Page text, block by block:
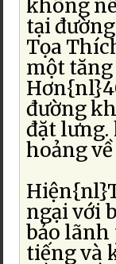
không
tại
Tọa
một
đường
đặt lưng.
hoảng
ngại với
bảo lãnh
tiếng và